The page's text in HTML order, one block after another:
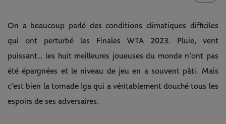
On a beaucoup parlé des conditions climatiques difficiles
qui ont perturbé les Finales WTA 2023. Pluie, vent
puissant… les huit meilleures joueuses du monde n’ont pas
été épargnées et le niveau de jeu en a souvent pâti. Mais
c’est bien la tornade Iga qui a véritablement douché tous les
espoirs de ses adversaires.